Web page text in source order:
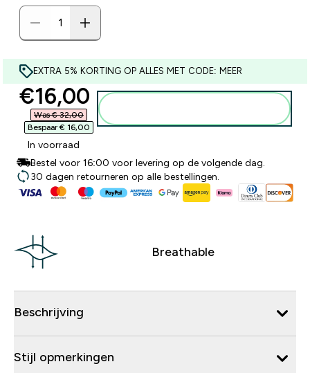
EXTRA 5% KORTING OP ALLES MET CODE: MEER
discounted price
€16,00‎
Was € 32,00‎
Bespaar € 16,00‎
In voorraad
Bestel voor 16:00 voor levering op de volgende dag.
30 dagen retourneren op alle bestellingen.
Breathable
Beschrijving
Stijl opmerkingen